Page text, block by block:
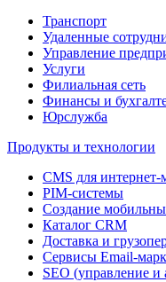
Транспорт
Удаленные
Управление
Услуги
Филиальная сеть
Финансы и
Юрслужба
Продукты и технологии
CMS для интернет-
PIM-системы
Создание
Каталог CRM
Доставка и
Сервисы Email-
SEO (управление и